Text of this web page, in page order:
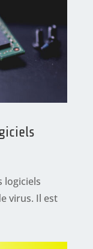
logiciels
virus. Il est